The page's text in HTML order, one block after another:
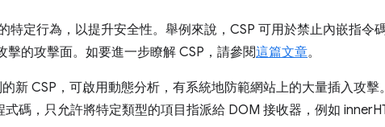
特定行為，以提升安全性。舉例來說，CSP 可用於禁止內嵌指令
擊的攻擊面。如要進一步瞭解 CSP，請參閱這篇文章。
新 CSP，可啟用動態分析，有系統地防範網站上的大量插入攻擊
碼，只允許將特定類型的項目指派給 DOM 接收器，例如